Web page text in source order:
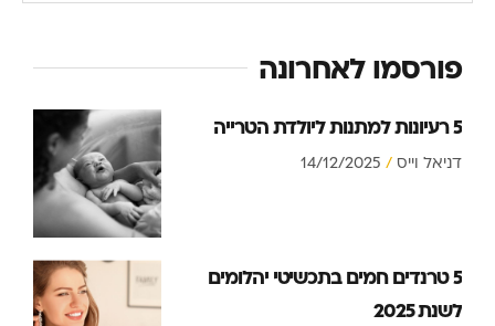
פורסמו לאחרונה
5 רעיונות למתנות ליולדת הטרייה
דניאל וייס
5 טרנדים חמים בתכשיטי יהלומים
לשנת 2025